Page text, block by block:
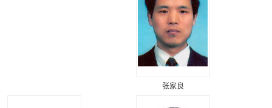
张家良